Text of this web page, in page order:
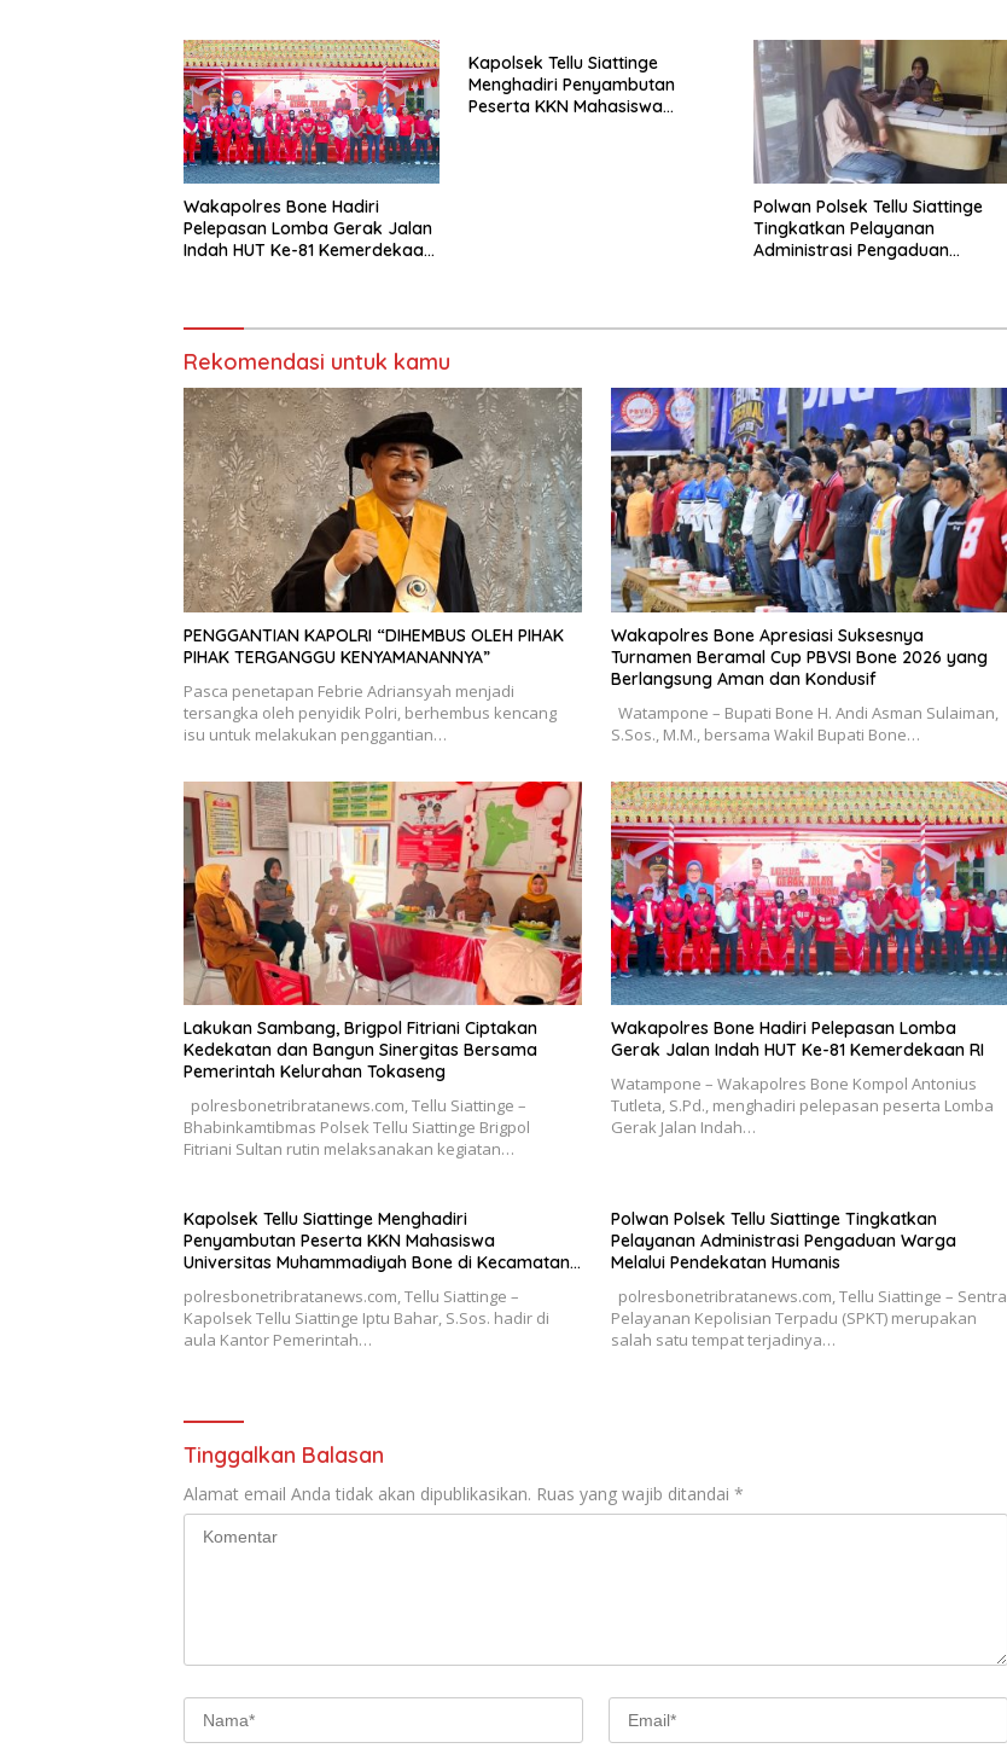
Wakapolres Bone Hadiri
Pelepasan Lomba Gerak Jalan
Indah HUT Ke-81 Kemerdekaan
Kapolsek Tellu Siattinge
Menghadiri Penyambutan
Peserta KKN Mahasiswa
Polwan Polsek Tellu Siattinge
Tingkatkan Pelayanan
Administrasi Pengaduan
Rekomendasi untuk kamu
PENGGANTIAN KAPOLRI “DIHEMBUS OLEH PIHAK
PIHAK TERGANGGU KENYAMANANNYA”
Pasca penetapan Febrie Adriansyah menjadi
tersangka oleh penyidik Polri, berhembus kencang
isu untuk melakukan penggantian…
Wakapolres Bone Apresiasi Suksesnya
Turnamen Beramal Cup PBVSI Bone 2026 yang
Berlangsung Aman dan Kondusif
Watampone – Bupati Bone H. Andi Asman Sulaiman,
S.Sos., M.M., bersama Wakil Bupati Bone…
Lakukan Sambang, Brigpol Fitriani Ciptakan
Kedekatan dan Bangun Sinergitas Bersama
Pemerintah Kelurahan Tokaseng
polresbonetribratanews.com, Tellu Siattinge –
Bhabinkamtibmas Polsek Tellu Siattinge Brigpol
Fitriani Sultan rutin melaksanakan kegiatan…
Wakapolres Bone Hadiri Pelepasan Lomba
Gerak Jalan Indah HUT Ke-81 Kemerdekaan RI
Watampone – Wakapolres Bone Kompol Antonius
Tutleta, S.Pd., menghadiri pelepasan peserta Lomba
Gerak Jalan Indah…
Kapolsek Tellu Siattinge Menghadiri
Penyambutan Peserta KKN Mahasiswa
Universitas Muhammadiyah Bone di Kecamatan
polresbonetribratanews.com, Tellu Siattinge –
Kapolsek Tellu Siattinge Iptu Bahar, S.Sos. hadir di
aula Kantor Pemerintah…
Polwan Polsek Tellu Siattinge Tingkatkan
Pelayanan Administrasi Pengaduan Warga
Melalui Pendekatan Humanis
polresbonetribratanews.com, Tellu Siattinge – Sentra
Pelayanan Kepolisian Terpadu (SPKT) merupakan
salah satu tempat terjadinya…
Tinggalkan Balasan
Alamat email Anda tidak akan dipublikasikan. Ruas yang wajib ditandai *